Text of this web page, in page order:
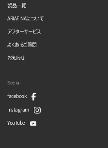
製品一覧
ARIAFINAについて
アフターサービス
よくあるご質問
お知らせ
Social
facebook
Instagram
YouTube